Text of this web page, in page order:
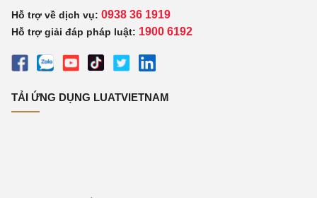
Hỗ trợ về dịch vụ: 0938 36 1919
Hỗ trợ giải đáp pháp luật: 1900 6192
TẢI ỨNG DỤNG LUATVIETNAM